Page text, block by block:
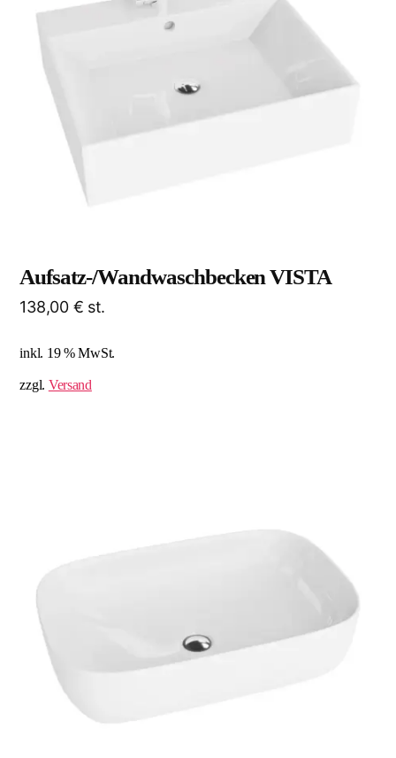
Aufsatz-/Wandwaschbecken VISTA
138,00 € st.
inkl. 19 % MwSt.
zzgl. Versand